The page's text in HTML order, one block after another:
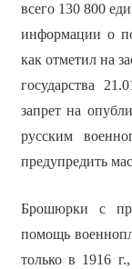
всего 130 800
информации о
как отметил на
государства
запрет на
русским
предупредить
Брошюрки с
помощь
только в 1916